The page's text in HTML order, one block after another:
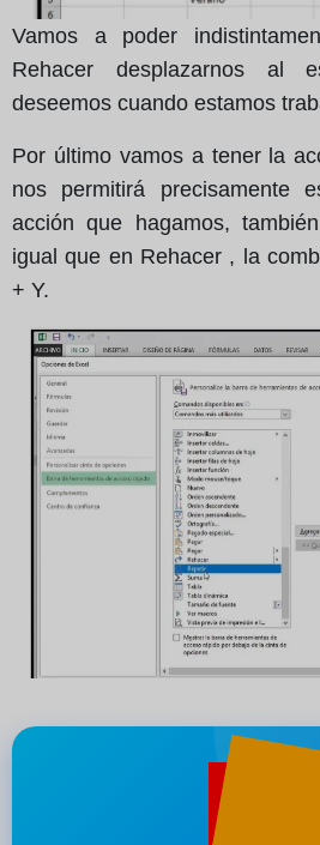
Vamos a poder
Rehacer desplazarnos al
deseemos cuando estamos
Por último vamos a tener la
nos permitirá precisamente
acción que hagamos,
igual que en Rehacer , la
+ Y.